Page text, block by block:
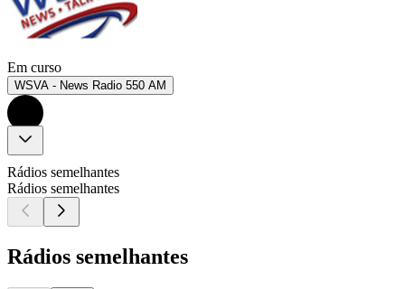
Em curso
WSVA - News Radio 550 AM
Rádios semelhantes
Rádios semelhantes
Rádios semelhantes